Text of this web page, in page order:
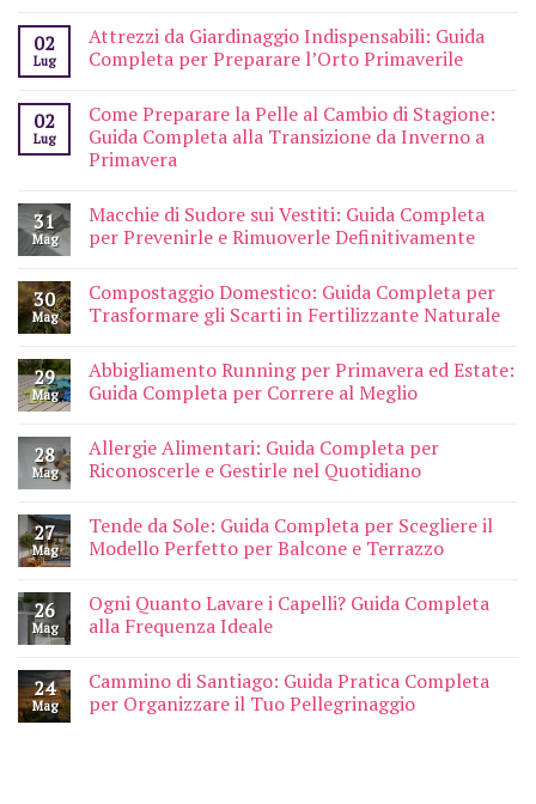
02
Lug
Attrezzi da Giardinaggio Indispensabili: Guida
Completa per Preparare l’Orto Primaverile
02
Lug
Come Preparare la Pelle al Cambio di Stagione:
Guida Completa alla Transizione da Inverno a
Primavera
31
Mag
Macchie di Sudore sui Vestiti: Guida Completa
per Prevenirle e Rimuoverle Definitivamente
30
Mag
Compostaggio Domestico: Guida Completa per
Trasformare gli Scarti in Fertilizzante Naturale
29
Mag
Abbigliamento Running per Primavera ed Estate:
Guida Completa per Correre al Meglio
28
Mag
Allergie Alimentari: Guida Completa per
Riconoscerle e Gestirle nel Quotidiano
27
Mag
Tende da Sole: Guida Completa per Scegliere il
Modello Perfetto per Balcone e Terrazzo
26
Mag
Ogni Quanto Lavare i Capelli? Guida Completa
alla Frequenza Ideale
24
Mag
Cammino di Santiago: Guida Pratica Completa
per Organizzare il Tuo Pellegrinaggio